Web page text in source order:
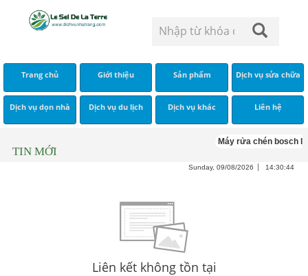
Trang chủ Giới thiệu Sản phẩm Dịch vụ sửa chữa
Dịch vụ dọn nhà Dịch vụ du lịch Dịch vụ khác Liên hệ
TIN MỚI
Máy rửa chén bosch
Sunday, 09/08/2026 14:30:44
Liên kết không tồn tại